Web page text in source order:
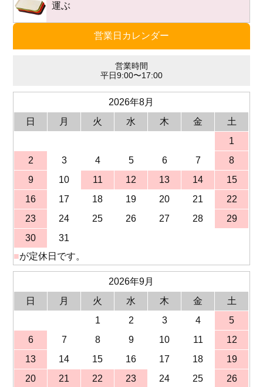
営業日カレンダー
営業時間
平日9:00〜17:00
2026年8月
日
月 火 水 木 金
土
1
2
3 4 5 6 7
8
9
10 11 12 13 14
15
16
17 18 19 20 21
22
23
24 25 26 27 28
29
30
31
■が定休日です。
2026年9月
日
月 火 水 木 金
土
1
2 3 4
5
6
7 8 9 10 11
12
13
14 15 16 17 18
19
20
21 22 23 24 25
26
運ぶ